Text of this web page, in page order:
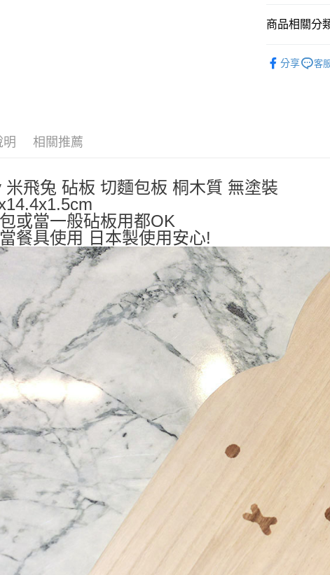
運送方式
每筆NT$65，
付款後7-11取貨
每筆NT$100
商品相關分
分享 客
明 相關推薦
米飛兔 砧板 切麵包板 桐木質 無塗裝
或當一般砧板用都OK
餐具使用 日本製使用安心!